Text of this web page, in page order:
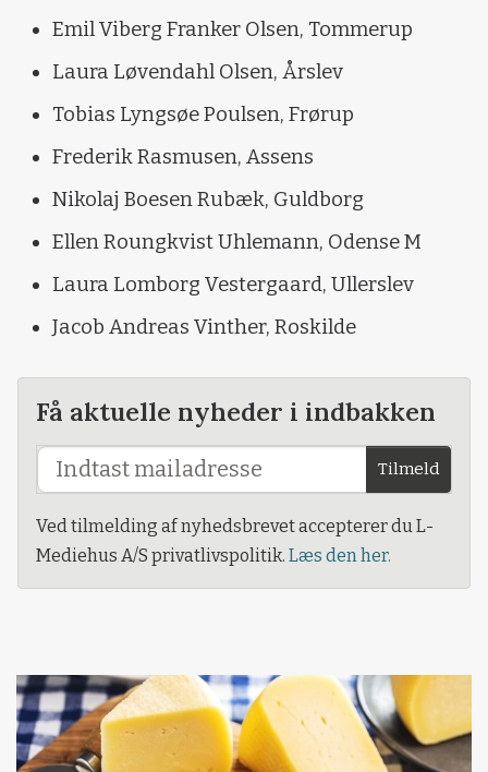
Emil Viberg Franker Olsen, Tommerup
Laura Løvendahl Olsen, Årslev
Tobias Lyngsøe Poulsen, Frørup
Frederik Rasmusen, Assens
Nikolaj Boesen Rubæk, Guldborg
Ellen Roungkvist Uhlemann, Odense M
Laura Lomborg Vestergaard, Ullerslev
Jacob Andreas Vinther, Roskilde
Få aktuelle nyheder i indbakken
Tilmeld
Ved tilmelding af nyhedsbrevet accepterer du L-
Mediehus A/S privatlivspolitik. Læs den her.